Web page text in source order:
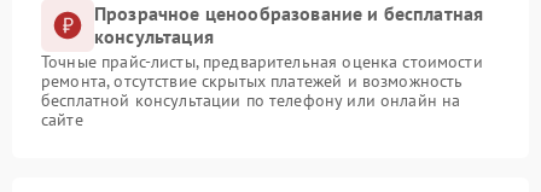
Прозрачное ценообразование и бесплатная
консультация
Точные прайс-листы, предварительная оценка стоимости
ремонта, отсутствие скрытых платежей и возможность
бесплатной консультации по телефону или онлайн на
сайте